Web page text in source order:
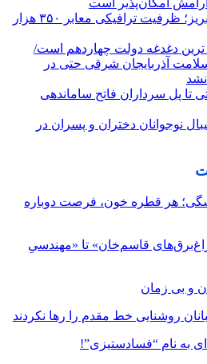
آرامش امکان‌پذیر است
یک میلیون خودرو در تبریز؛ ظرفیت ترافیکی معابر ۳۵۰ هزار
دغدغه دولت چهاردهم است/
آذربایجان شرقی حتی در
تا پل سرداران فاتح ساماندهی
نوجوانان دختران و پسران در
هر قطره خون، فرصت دوباره
قاسم‌خان» تا «مهندسیِ
و بی زمان
به نام “فسادستیزی”!